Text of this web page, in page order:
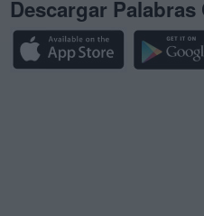
Descargar